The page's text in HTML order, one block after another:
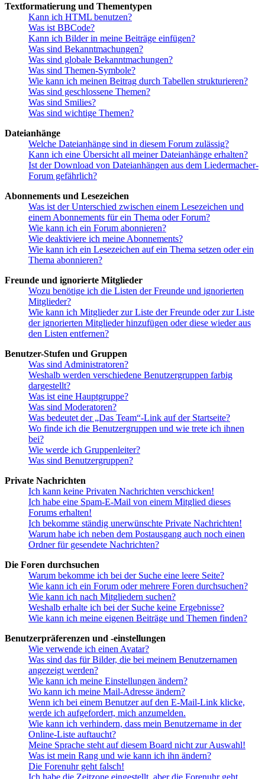
Textformatierung und Thementypen
Kann ich HTML benutzen?
Was ist BBCode?
Kann ich Bilder in meine Beiträge einfügen?
Was sind Bekanntmachungen?
Was sind globale Bekanntmachungen?
Was sind Themen-Symbole?
Wie kann ich meinen Beitrag durch Tabellen strukturieren?
Was sind geschlossene Themen?
Was sind Smilies?
Was sind wichtige Themen?
Dateianhänge
Welche Dateianhänge sind in diesem Forum zulässig?
Kann ich eine Übersicht all meiner Dateianhänge erhalten?
Ist der Download von Dateianhängen aus dem Liedermacher-
Forum gefährlich?
Abonnements und Lesezeichen
Was ist der Unterschied zwischen einem Lesezeichen und
einem Abonnements für ein Thema oder Forum?
Wie kann ich ein Forum abonnieren?
Wie deaktiviere ich meine Abonnements?
Wie kann ich ein Lesezeichen auf ein Thema setzen oder ein
Thema abonnieren?
Freunde und ignorierte Mitglieder
Wozu benötige ich die Listen der Freunde und ignorierten
Mitglieder?
Wie kann ich Mitglieder zur Liste der Freunde oder zur Liste
der ignorierten Mitglieder hinzufügen oder diese wieder aus
den Listen entfernen?
Benutzer-Stufen und Gruppen
Was sind Administratoren?
Weshalb werden verschiedene Benutzergruppen farbig
dargestellt?
Was ist eine Hauptgruppe?
Was sind Moderatoren?
Was bedeutet der „Das Team“-Link auf der Startseite?
Wo finde ich die Benutzergruppen und wie trete ich ihnen
bei?
Wie werde ich Gruppenleiter?
Was sind Benutzergruppen?
Private Nachrichten
Ich kann keine Privaten Nachrichten verschicken!
Ich habe eine Spam-E-Mail von einem Mitglied dieses
Forums erhalten!
Ich bekomme ständig unerwünschte Private Nachrichten!
Warum habe ich neben dem Postausgang auch noch einen
Ordner für gesendete Nachrichten?
Die Foren durchsuchen
Warum bekomme ich bei der Suche eine leere Seite?
Wie kann ich ein Forum oder mehrere Foren durchsuchen?
Wie kann ich nach Mitgliedern suchen?
Weshalb erhalte ich bei der Suche keine Ergebnisse?
Wie kann ich meine eigenen Beiträge und Themen finden?
Benutzerpräferenzen und -einstellungen
Wie verwende ich einen Avatar?
Was sind das für Bilder, die bei meinem Benutzernamen
angezeigt werden?
Wie kann ich meine Einstellungen ändern?
Wo kann ich meine Mail-Adresse ändern?
Wenn ich bei einem Benutzer auf den E-Mail-Link klicke,
werde ich aufgefordert, mich anzumelden.
Wie kann ich verhindern, dass mein Benutzername in der
Online-Liste auftaucht?
Meine Sprache steht auf diesem Board nicht zur Auswahl!
Was ist mein Rang und wie kann ich ihn ändern?
Die Forenuhr geht falsch!
Ich habe die Zeitzone eingestellt, aber die Forenuhr geht